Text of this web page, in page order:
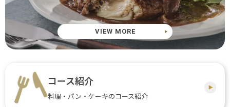
VIEW MORE
コース紹介
料理・パン・ケーキのコース紹介